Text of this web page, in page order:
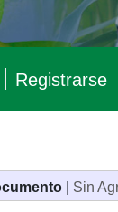
Registrarse
| Sin